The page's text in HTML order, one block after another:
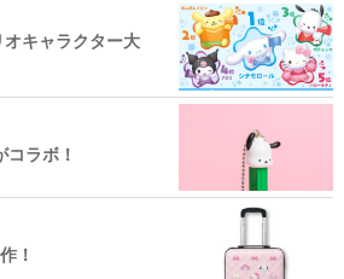
オキャラクター大
ラボ！
！